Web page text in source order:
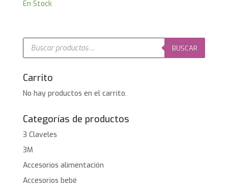
En Stock
Búsqueda
productos
BUSCAR
Carrito
No hay productos en el carrito.
Categorías de productos
3 Claveles
3M
Accesorios alimentación
Accesorios bebé